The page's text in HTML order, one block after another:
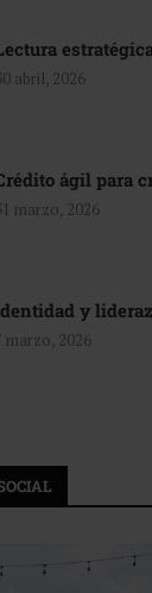
abril, 2026
ágil para
marzo, 2026
y
marzo, 2026